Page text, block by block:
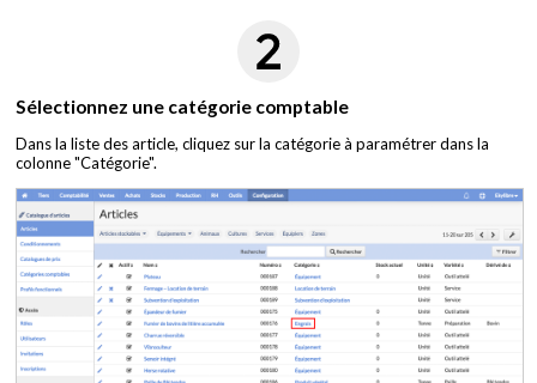
Sélectionnez une catégorie comptable
Dans la liste des article, cliquez sur la catégorie à paramétrer dans la
colonne "Catégorie".